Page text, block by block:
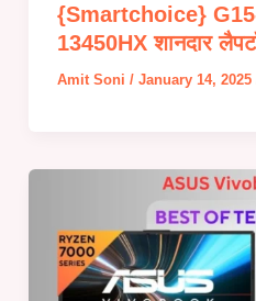
{Smartchoice}
13450HX शानदार
Amit Soni / January 14, 2025